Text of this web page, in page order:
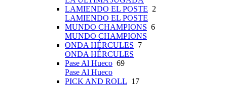
LAMIENDO EL POSTE 2
LAMIENDO EL POSTE
MUNDO CHAMPIONS 6
MUNDO CHAMPIONS
ONDA HÉRCULES 7
ONDA HÉRCULES
Pase Al Hueco 69
Pase Al Hueco
PICK AND ROLL 17